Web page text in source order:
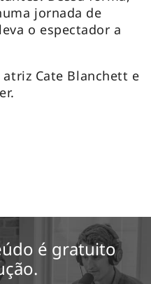
jornada de
o espectador a
Cate Blanchett e
é gratuito